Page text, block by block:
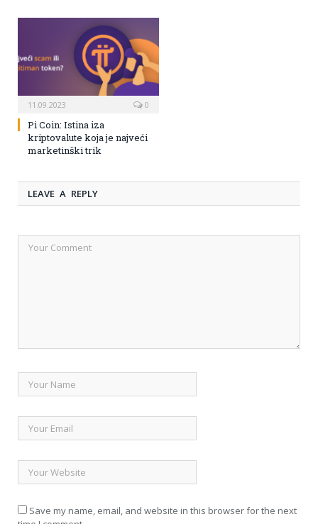
11.09.2023 0
Pi Coin: Istina iza
kriptovalute koja je najveći
marketinški trik
LEAVE A REPLY
Save my name, email, and website in this browser for the next